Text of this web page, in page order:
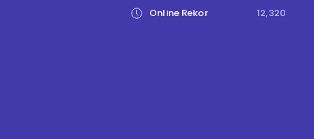
Online Rekor
12,320